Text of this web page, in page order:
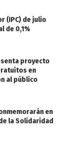
(IPC) de julio
de 0,1%
proyecto
en
al público
en
la Solidaridad